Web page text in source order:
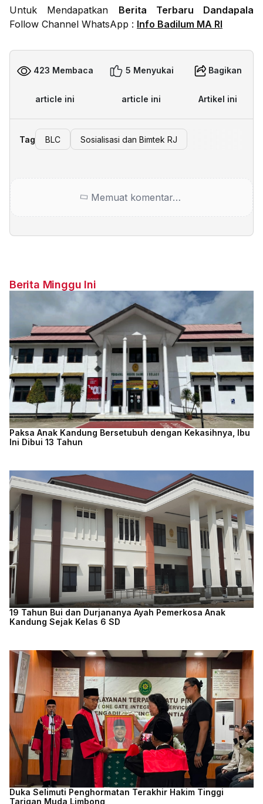
Untuk Mendapatkan Berita Terbaru Dandapala
Follow Channel WhatsApp : Info Badilum MA RI
423 Membaca
article ini
5 Menyukai
article ini
Bagikan
Artikel ini
Tag BLC Sosialisasi dan Bimtek RJ
Memuat komentar…
Berita Minggu Ini
Paksa Anak Kandung Bersetubuh dengan Kekasihnya, Ibu
Ini Dibui 13 Tahun
19 Tahun Bui dan Durjananya Ayah Pemerkosa Anak
Kandung Sejak Kelas 6 SD
Duka Selimuti Penghormatan Terakhir Hakim Tinggi
Tarigan Muda Limbong